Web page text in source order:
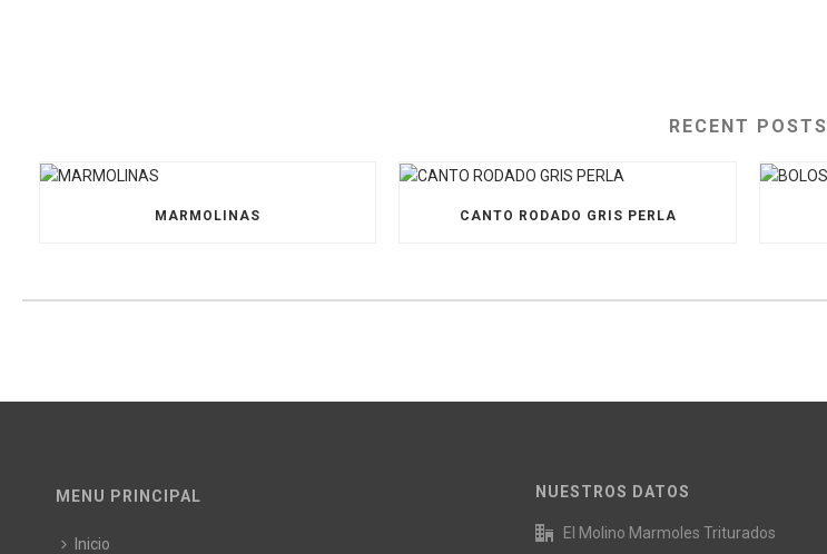
RECENT POSTS
MARMOLINAS CANTO RODADO GRIS PERLA
MENU PRINCIPAL
Inicio
NUESTROS DATOS
El Molino Marmoles Triturados